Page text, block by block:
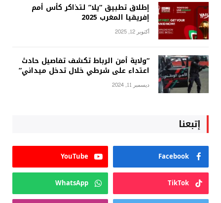
إطلاق تطبيق “يلا” لتذاكر كأس أمم
إفريقيا المغرب 2025
أكتوبر 12, 2025
“ولاية أمن الرباط تكشف تفاصيل حادث
اعتداء على شرطي خلال تدخل ميداني”
ديسمبر 11, 2024
إتبعنا
Facebook
YouTube
TikTok
WhatsApp